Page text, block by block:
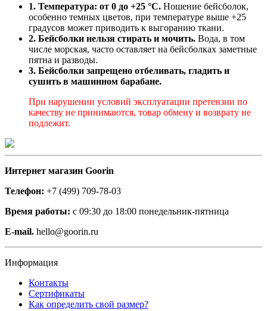
1. Температура: от 0 до +25 °C. Ношение бейсболок,
особенно темных цветов, при температуре выше +25
градусов может приводить к выгоранию ткани.
2. Бейсболки нельзя стирать и мочить. Вода, в том
числе морская, часто оставляет на бейсболках заметные
пятна и разводы.
3. Бейсболки запрещено отбеливать, гладить и
сушить в машинном барабане.
При нарушении условий эксплуатации претензии по
качеству не принимаются, товар обмену и возврату не
подлежит.
Интернет магазин Goorin
Телефон: +7 (499) 709-78-03
Время работы: с 09:30 до 18:00 понедельник-пятница
E-mail. hello@goorin.ru
Информация
Контакты
Сертификаты
Как определить свой размер?